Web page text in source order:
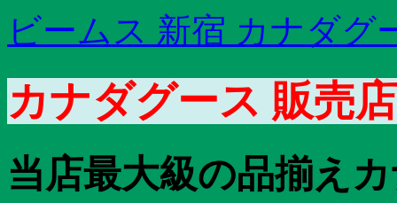
ビームス 新宿 カナダグ
カナダグース 販売
当店最大級の品揃え